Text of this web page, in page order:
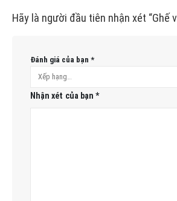
Hãy là người đầu tiên nhận xét “Ghế
Đánh giá của bạn *
Nhận xét của bạn*